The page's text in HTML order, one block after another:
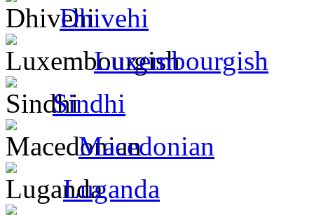
Dhivehi
Luxembourgish
Sindhi
Macedonian
Luganda